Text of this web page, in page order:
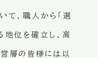
て、職人から「選
地位を確立し、高
層の皆様には以